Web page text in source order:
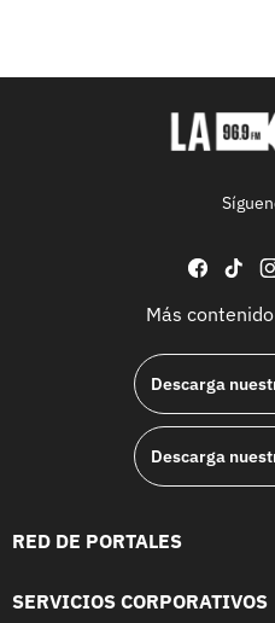
Más
Descarga
Descarga
RED DE PORTALES
SERVICIOS CORPORATIVOS